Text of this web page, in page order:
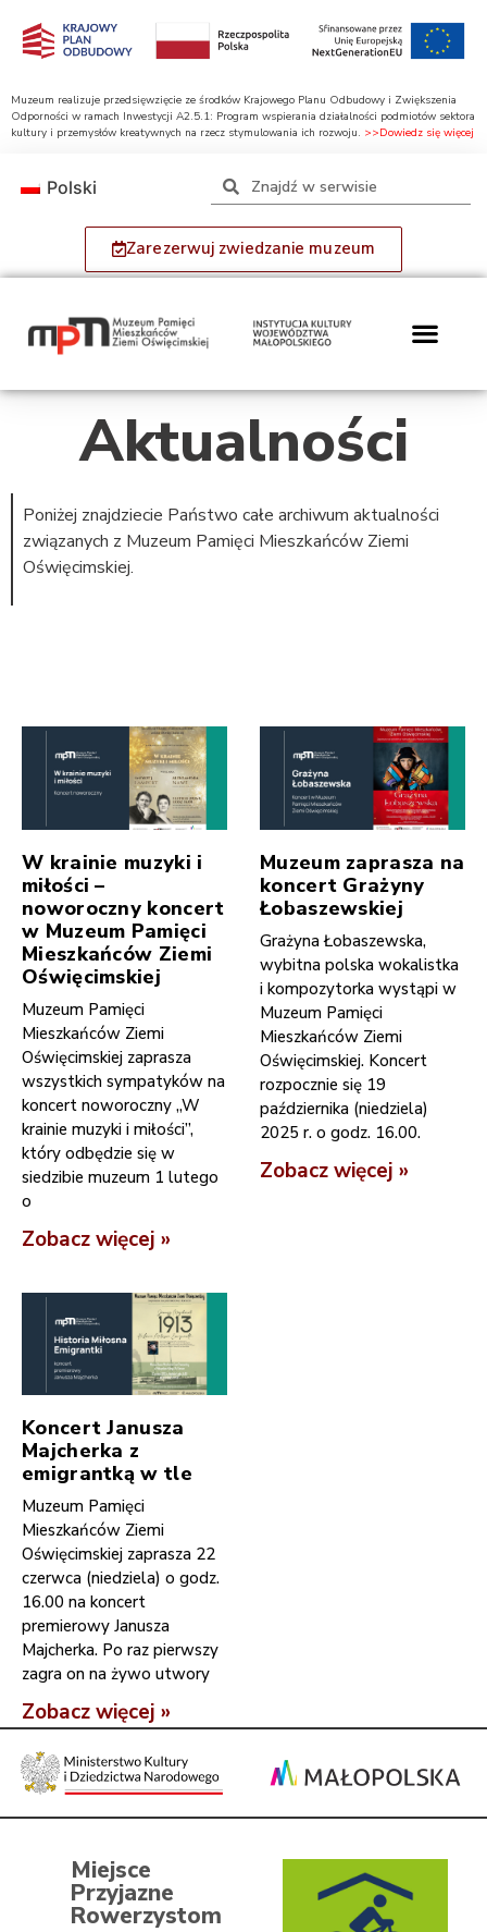
Muzeum realizuje przedsięwzięcie ze środków Krajowego Planu Odbudowy i Zwiększenia
Odporności w ramach Inwestycji A2.5.1: Program wspierania działalności podmiotów sektora
kultury i przemysłów kreatywnych na rzecz stymulowania ich rozwoju. >>Dowiedz się więcej
Zarezerwuj zwiedzanie muzeum
Polski
Aktualności
Poniżej znajdziecie Państwo całe archiwum aktualności
związanych z Muzeum Pamięci Mieszkańców Ziemi
Oświęcimskiej.
W krainie muzyki i
miłości –
noworoczny koncert
w Muzeum Pamięci
Mieszkańców Ziemi
Oświęcimskiej
Muzeum Pamięci
Mieszkańców Ziemi
Oświęcimskiej zaprasza
wszystkich sympatyków na
koncert noworoczny „W
krainie muzyki i miłości”,
który odbędzie się w
siedzibie muzeum 1 lutego
o
Zobacz więcej »
Muzeum zaprasza na
koncert Grażyny
Łobaszewskiej
Grażyna Łobaszewska,
wybitna polska wokalistka
i kompozytorka wystąpi w
Muzeum Pamięci
Mieszkańców Ziemi
Oświęcimskiej. Koncert
rozpocznie się 19
października (niedziela)
2025 r. o godz. 16.00.
Zobacz więcej »
Koncert Janusza
Majcherka z
emigrantką w tle
Muzeum Pamięci
Mieszkańców Ziemi
Oświęcimskiej zaprasza 22
czerwca (niedziela) o godz.
16.00 na koncert
premierowy Janusza
Majcherka. Po raz pierwszy
zagra on na żywo utwory
Zobacz więcej »
Miejsce
Przyjazne
Rowerzystom